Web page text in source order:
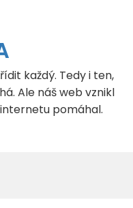
každý. Tedy i ten,
Ale náš web vznikl
pomáhal.